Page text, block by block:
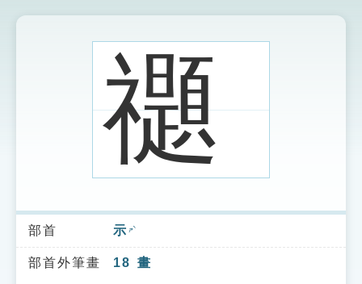
索引選單
知識索引
示
圖
禵
部首 示 ㄕˋ
部首外筆畫 18 畫